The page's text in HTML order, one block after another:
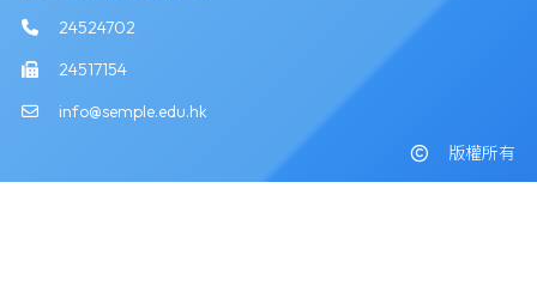
24524702
24517154
info@semple.edu.hk
版權所有